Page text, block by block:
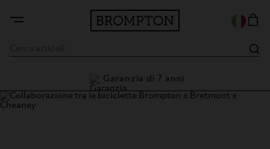
Garanzia di 7 anni